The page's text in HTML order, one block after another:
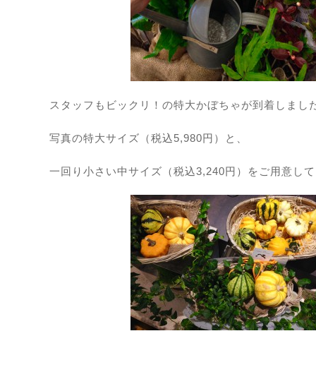
スタッフもビックリ！の特大かぼちゃが到着しまし
写真の特大サイズ（税込5,980円）と、
一回り小さい中サイズ（税込3,240円）をご用意し